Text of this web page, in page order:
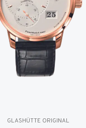
GLASHÜTTE ORIGINAL